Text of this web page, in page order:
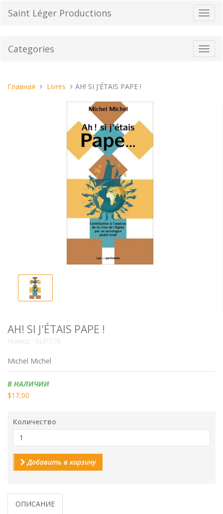
Saint Léger Productions
Categories
Вы
Главная Livres AH! SI J'ÉTAIS PAPE !
AH! SI J'ÉTAIS PAPE !
Номер.: SLPl770
Michel Michel
Наличие:
В НАЛИЧИИ
$17,00
Количество
Добавить в корзину
ОПИСАНИЕ